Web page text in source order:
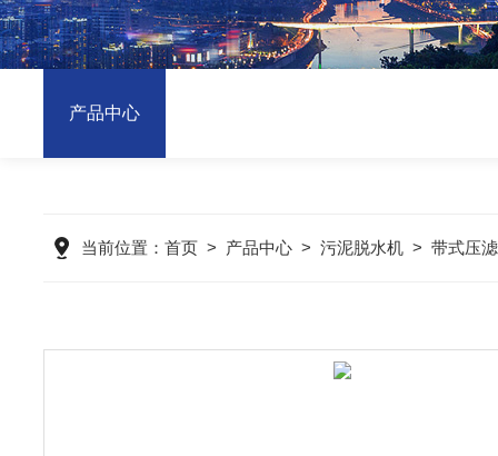
产品中心
当前位置： 首页 > 产品中心 > 污泥脱水机 > 带式压